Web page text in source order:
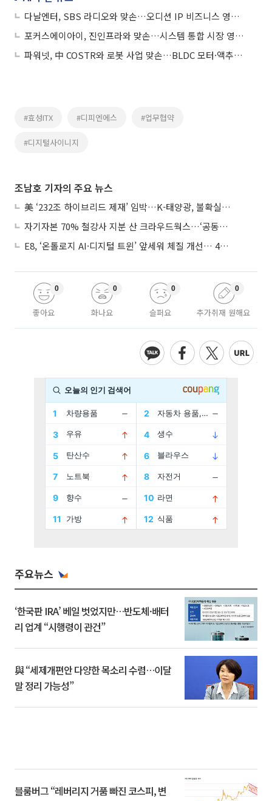
다날엔터, SBS 라디오와 맞손…오디션 IP 비즈니스 영토 넓힌다
포커스에이아이, 진인프라와 맞손…시스템 통합 시장 영토 확장
파워넷, 中 COSTR와 로봇 사업 맞손…BLDC 모터·액추에이터 시장 진출
#효성ITX #디피엔에스 #업무협약
#디지털사이니지
조남호 기자의 주요 뉴스
美 ‘232조 하이브리드 제재’ 임박…K-태양광, 불확실성 털고 날개 다나
자기자본 70% 철강사 지분 산 크라우드웍스…‘공동경영’으로 AI 시너지 낼까
E8, ‘온톨로지 AI·디지털 트윈’ 앞세워 체질 개선… 4분기 흑자전환 총력
좋아요
0
화나요
0
슬퍼요
0
추가취재 원해요
0
주요뉴스
‘한국판 IRA’ 베일 벗었지만…반도체·배터
리 업계 “시행령이 관건”
與 “세제개편안 다양한 목소리 수렴…이달
말 정리 가능성”
블룸버그 “레버리지 거품 빠진 코스피, 변